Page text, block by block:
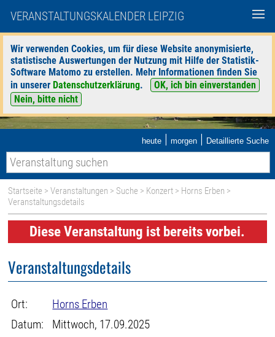
VERANSTALTUNGSKALENDER LEIPZIG
Wir verwenden Cookies, um für diese Website anonymisierte,
statistische Auswertungen der Nutzung mit Hilfe der Statistik-
Software Matomo zu erstellen. Mehr Informationen finden Sie
in unserer Datenschutzerklärung.
OK, ich bin einverstanden
Nein, bitte nicht
heute | morgen | Detaillierte Suche
Startseite >Veranstaltungen > Suche > Konzert > Horns Erben >
Veranstaltungsdetails
Diese Veranstaltung ist bereits vorbei.
Veranstaltungsdetails
Ort:
Horns Erben
Datum:
Mittwoch, 17.09.2025